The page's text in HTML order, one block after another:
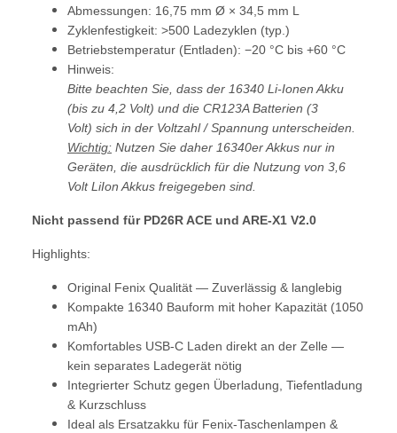
Abmessungen: 16,75 mm Ø × 34,5 mm L
Zyklenfestigkeit: >500 Ladezyklen (typ.)
Betriebstemperatur (Entladen): −20 °C bis +60 °C
Hinweis:
Bitte beachten Sie, dass der 16340 Li-Ionen Akku
(bis zu 4,2 Volt) und die CR123A Batterien (3
Volt) sich in der Voltzahl / Spannung unterscheiden.
Wichtig: Nutzen Sie daher 16340er Akkus nur in
Geräten, die ausdrücklich für die Nutzung von 3,6
Volt LiIon Akkus freigegeben sind.
Nicht passend für PD26R ACE und ARE-X1 V2.0
Highlights:
Original Fenix Qualität — Zuverlässig & langlebig
Kompakte 16340 Bauform mit hoher Kapazität (1050
mAh)
Komfortables USB‑C Laden direkt an der Zelle —
kein separates Ladegerät nötig
Integrierter Schutz gegen Überladung, Tiefentladung
& Kurzschluss
Ideal als Ersatzakku für Fenix‑Taschenlampen &